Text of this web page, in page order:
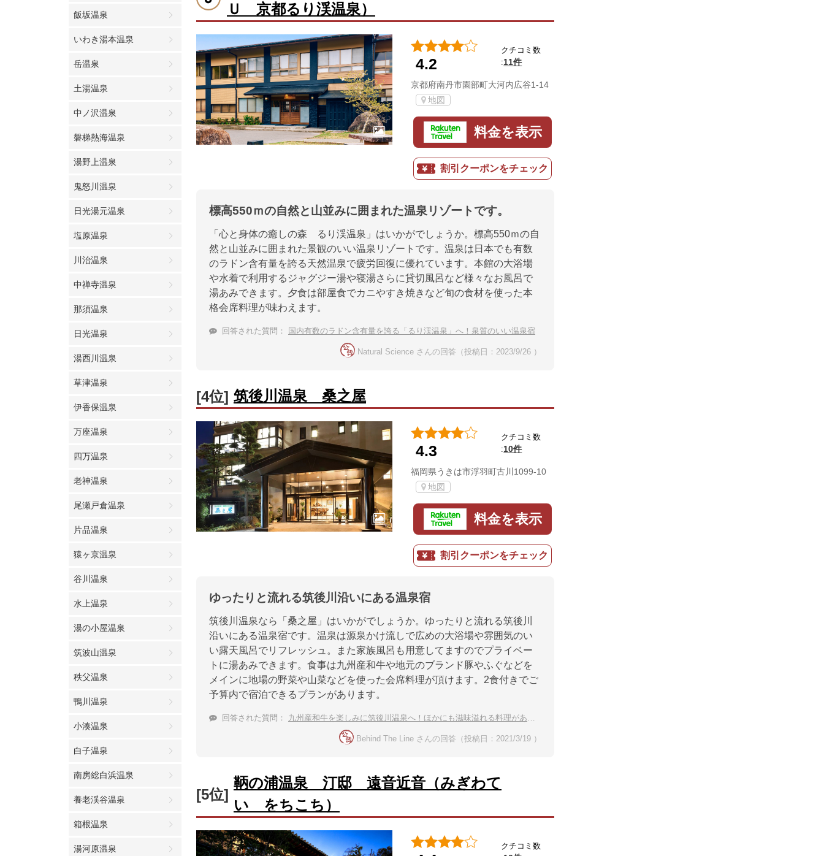
飯坂温泉
いわき湯本温泉
岳温泉
土湯温泉
中ノ沢温泉
磐梯熱海温泉
湯野上温泉
鬼怒川温泉
日光湯元温泉
塩原温泉
川治温泉
中禅寺温泉
那須温泉
日光温泉
湯西川温泉
草津温泉
伊香保温泉
万座温泉
四万温泉
老神温泉
尾瀬戸倉温泉
片品温泉
猿ヶ京温泉
谷川温泉
水上温泉
湯の小屋温泉
筑波山温泉
秩父温泉
鴨川温泉
小湊温泉
白子温泉
南房総白浜温泉
養老渓谷温泉
箱根温泉
湯河原温泉
Ｕ 京都るり渓温泉）
4.2
クチコミ数
:11件
京都府南丹市園部町大河内広谷1-14
地図
料金を表示
割引クーポンをチェック
標高550ｍの自然と山並みに囲まれた温泉リゾートです。
「心と身体の癒しの森 るり渓温泉」はいかがでしょうか。標高550ｍの自
然と山並みに囲まれた景観のいい温泉リゾートです。温泉は日本でも有数
のラドン含有量を誇る天然温泉で疲労回復に優れています。本館の大浴場
や水着で利用するジャグジー湯や寝湯さらに貸切風呂など様々なお風呂で
湯あみできます。夕食は部屋食でカニやすき焼きなど旬の食材を使った本
格会席料理が味わえます。
回答された質問： 国内有数のラドン含有量を誇る「るり渓温泉」へ！泉質のいい温泉宿
Natural Science さんの回答（投稿日：2023/9/26 ）
[4位] 筑後川温泉 桑之屋
4.3
クチコミ数
:10件
福岡県うきは市浮羽町古川1099-10
地図
料金を表示
割引クーポンをチェック
ゆったりと流れる筑後川沿いにある温泉宿
筑後川温泉なら「桑之屋」はいかがでしょうか。ゆったりと流れる筑後川
沿いにある温泉宿です。温泉は源泉かけ流しで広めの大浴場や雰囲気のい
い露天風呂でリフレッシュ。また家族風呂も用意してますのでプライベー
トに湯あみできます。食事は九州産和牛や地元のブランド豚やふぐなどを
メインに地場の野菜や山菜などを使った会席料理が頂けます。2食付きでご
予算内で宿泊できるプランがあります。
回答された質問： 九州産和牛を楽しみに筑後川温泉へ！ほかにも滋味溢れる料理がある宿
Behind The Line さんの回答（投稿日：2021/3/19 ）
[5位]
鞆の浦温泉 汀邸 遠音近音（みぎわて
い をちこち）
クチコミ数